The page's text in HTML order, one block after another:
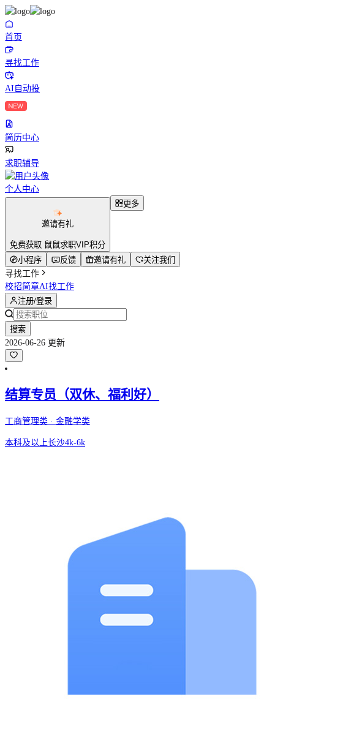
首页
寻找工作
AI自动投
简历中心
求职辅导
个人中心
邀请有礼
免费获取 鼠鼠求职VIP积分
更多
小程序 反馈 邀请有礼
关注我们
寻找工作
校招简章AI找工作
注册/登录
搜索
2026-06-26 更新
结算专员（双休、福利好）
工商管理类 · 金融学类
本科及以上长沙4k-6k